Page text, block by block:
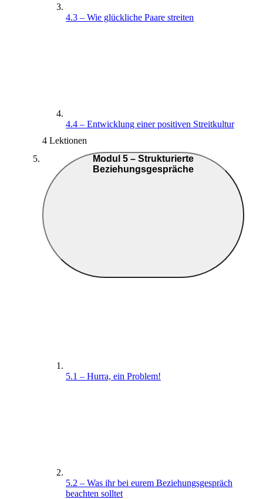
4.3 – Wie glückliche Paare streiten
4.4 – Entwicklung einer positiven Streitkultur
4 Lektionen
Modul 5 – Strukturierte
Beziehungsgespräche
5.1 – Hurra, ein Problem!
5.2 – Was ihr bei eurem Beziehungsgespräch
beachten solltet